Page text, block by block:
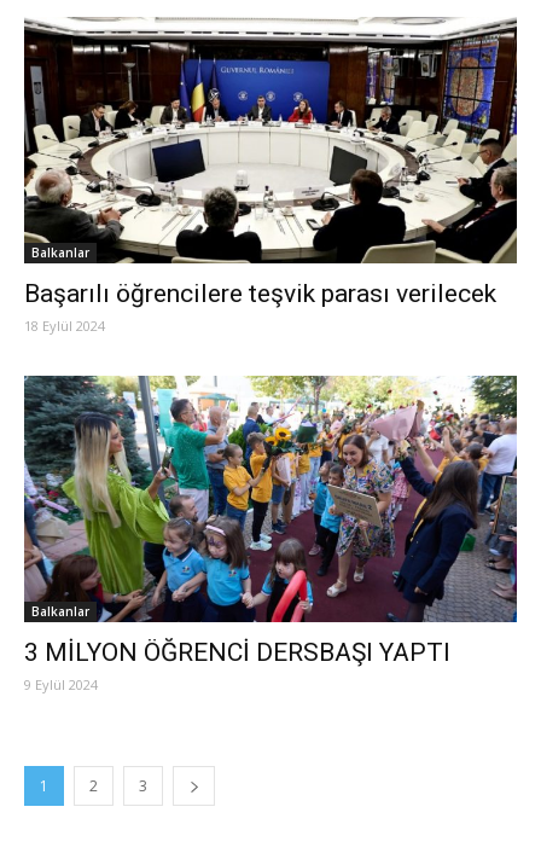
Balkanlar
Başarılı öğrencilere teşvik parası verilecek
18 Eylül 2024
Balkanlar
3 MİLYON ÖĞRENCİ DERSBAŞI YAPTI
9 Eylül 2024
1 2 3